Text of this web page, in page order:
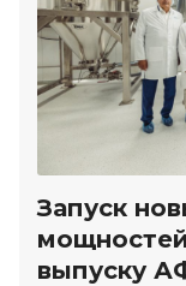
Запуск
выпуску